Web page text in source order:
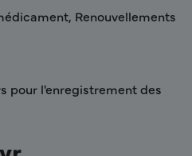
Renouvellements
pour l'enregistrement des